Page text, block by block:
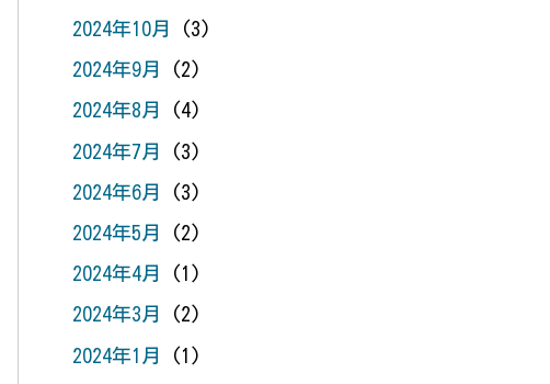
2024年10月 (3)
2024年9月 (2)
2024年8月 (4)
2024年7月 (3)
2024年6月 (3)
2024年5月 (2)
2024年4月 (1)
2024年3月 (2)
2024年1月 (1)